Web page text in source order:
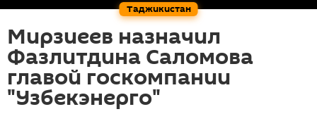
Таджикистан
Мирзиеев назначил
Фазлитдина Саломова
главой госкомпании
"Узбекэнерго"